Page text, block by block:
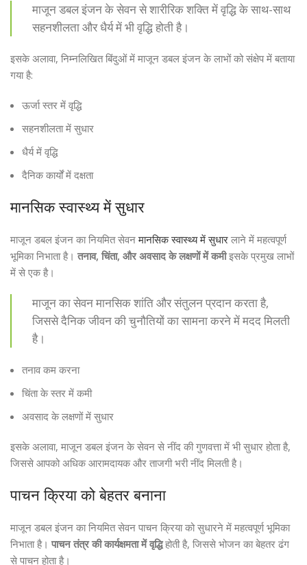
माजून डबल इंजन के सेवन से शारीरिक शक्ति में वृद्धि के साथ-साथ
सहनशीलता और धैर्य में भी वृद्धि होती है।
इसके अलावा, निम्नलिखित बिंदुओं में माजून डबल इंजन के लाभों को संक्षेप में बताया
गया है:
ऊर्जा स्तर में वृद्धि
सहनशीलता में सुधार
धैर्य में वृद्धि
दैनिक कार्यों में दक्षता
मानसिक स्वास्थ्य में सुधार
माजून डबल इंजन का नियमित सेवनमानसिक स्वास्थ्य में सुधार लाने में महत्वपूर्ण
भूमिका निभाता है। तनाव, चिंता, और अवसाद के लक्षणों में कमीइसके प्रमुख लाभों
में से एक है।
माजून का सेवन मानसिक शांति और संतुलन प्रदान करता है,
जिससे दैनिक जीवन की चुनौतियों का सामना करने में मदद मिलती
है।
तनाव कम करना
चिंता के स्तर में कमी
अवसाद के लक्षणों में सुधार
इसके अलावा, माजून डबल इंजन के सेवन से नींद की गुणवत्ता में भी सुधार होता है,
जिससे आपको अधिक आरामदायक और ताजगी भरी नींद मिलती है।
पाचन क्रिया को बेहतर बनाना
माजून डबल इंजन का नियमित सेवन पाचन क्रिया को सुधारने में महत्वपूर्ण भूमिका
निभाता है। पाचन तंत्र की कार्यक्षमता में वृद्धिहोती है, जिससे भोजन का बेहतर ढंग
से पाचन होता है।